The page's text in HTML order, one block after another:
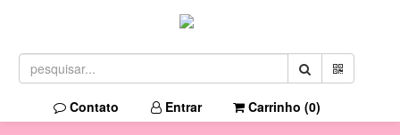
Contato Entrar Carrinho (0)